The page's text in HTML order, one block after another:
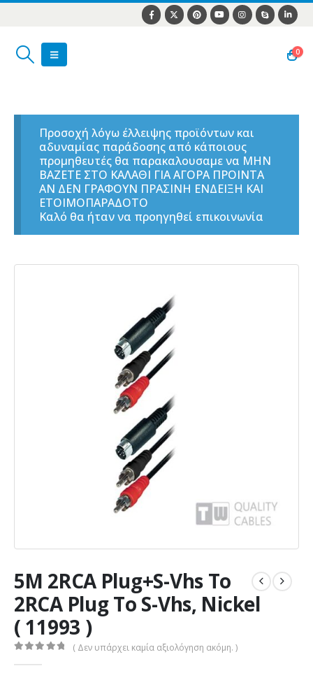
0
Προσοχή λόγω έλλειψης προϊόντων και
αδυναμίας παράδοσης από κάποιους
προμηθευτές θα παρακαλουσαμε να ΜΗΝ
ΒΑΖΕΤΕ ΣΤΟ ΚΑΛΑΘΙ ΓΙΑ ΑΓΟΡΑ ΠΡΟΙΝΤΑ
ΑΝ ΔΕΝ ΓΡΑΦΟΥΝ ΠΡΑΣΙΝΗ ΕΝΔΕΙΞΗ ΚΑΙ
ΕΤΟΙΜΟΠΑΡΑΔΟΤΟ
Καλό θα ήταν να προηγηθεί επικοινωνία
5M 2RCA Plug+S-Vhs To
2RCA Plug To S-Vhs, Nickel
( 11993 )
( Δεν υπάρχει καμία αξιολόγηση ακόμη. )